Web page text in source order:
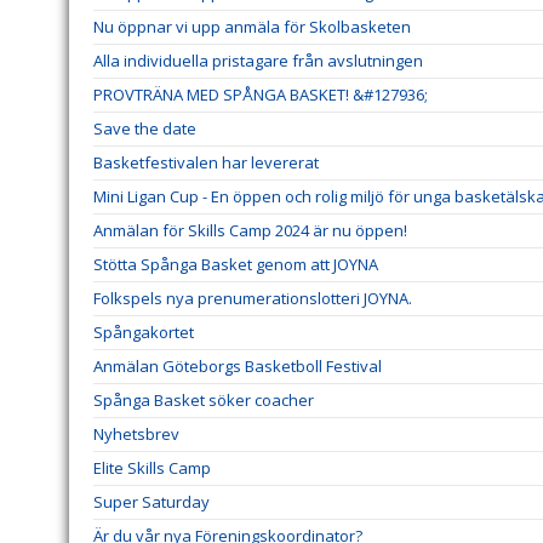
Nu öppnar vi upp anmäla för Skolbasketen
Alla individuella pristagare från avslutningen
PROVTRÄNA MED SPÅNGA BASKET! &#127936;
Save the date
Basketfestivalen har levererat
Mini Ligan Cup - En öppen och rolig miljö för unga
Anmälan för Skills Camp 2024 är nu öppen!
Stötta Spånga Basket genom att JOYNA
Folkspels nya prenumerationslotteri JOYNA.
Spångakortet
Anmälan Göteborgs Basketboll Festival
Spånga Basket söker coacher
Nyhetsbrev
Elite Skills Camp
Super Saturday
Är du vår nya Föreningskoordinator?